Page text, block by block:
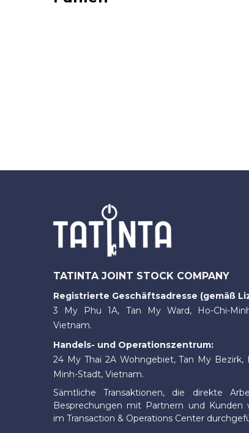
TATINTA JOINT STOCK COMPANY
Registrierte Geschäftsadresse (gemäß
3 My Phu 1A, Tan My Ward, Ho-Chi-
Vietnam.
Handels- und Operationszentrum:
24 My Thai 2A Wohngebiet, Tan My Bezirk,
Minh-Stadt, Vietnam.
Sämtliche Transaktionen, die direkte
Besprechungen mit Partnern und Kunden
im Transaction & Operations Center